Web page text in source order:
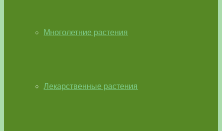
Многолетние растения
Лекарственные растения